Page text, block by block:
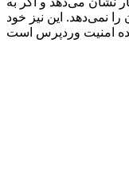
را نمی‌دهد. این نیز خود